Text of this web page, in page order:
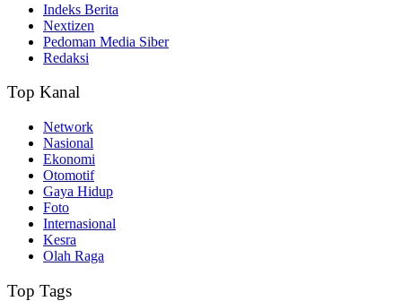
Indeks Berita
Nextizen
Pedoman Media Siber
Redaksi
Top Kanal
Network
Nasional
Ekonomi
Otomotif
Gaya Hidup
Foto
Internasional
Kesra
Olah Raga
Top Tags